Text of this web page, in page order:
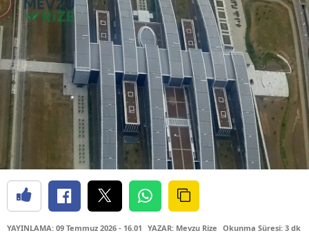
YAYINLAMA: 09 Temmuz 2026 - 16.01 YAZAR: Mevzu Rize Okunma Süresi: 3 dk